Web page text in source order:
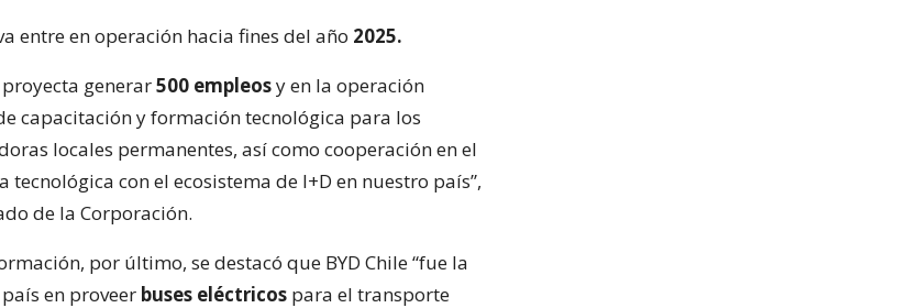
entre en operación hacia fines del año 2025.
generar500 empleosy en la operación
capacitación y formación tecnológica para los
locales permanentes, así como cooperación en el
con el ecosistema de I+D en nuestro país”,
de la Corporación.
por último, se destacó que BYD Chile “fue la
en proveer buses eléctricos para el transporte